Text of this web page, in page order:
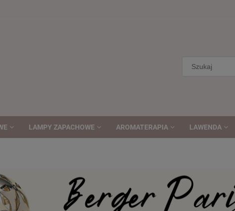
LAMPY ZAPACHOWE AROMATERAPIA LAWENDA